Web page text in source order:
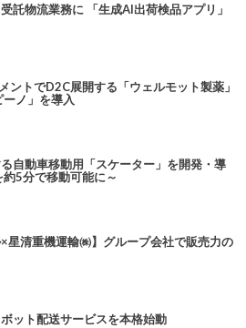
託物流業務に 「生成AI出荷検品アプリ」
ントでD2C展開する「ウェルモット製薬」
ノ」を導入
自動車移動用「スケーター」を開発・導
5分で移動可能に～
星清重機運輸㈱】グループ会社で販売力の
ット配送サービスを本格始動